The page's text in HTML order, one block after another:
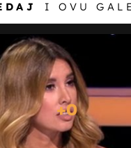
I OVU
+0